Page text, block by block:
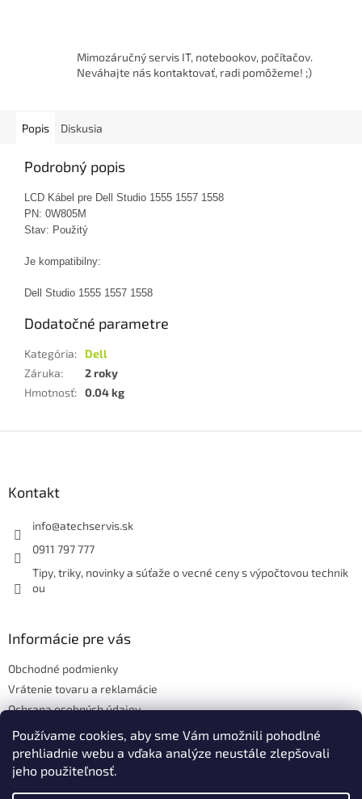
Používame cookies, aby sme Vám umožnili pohodlné
prehliadnie webu a vďaka analýze neustále zlepšovali
jeho použiteľnosť.
Mimozáručný servis IT, notebookov, počítačov.
Neváhajte nás kontaktovať, radi pomôžeme! ;)
Popis Diskusia
Podrobný popis
LCD Kábel pre Dell Studio 1555 1557 1558
PN: 0W805M
Stav: Použitý
Je kompatibilny:
Dell Studio 1555 1557 1558
Dodatočné parametre
Kategória:
Dell
Záruka:
2 roky
Hmotnosť: 0.04 kg
Kontakt
info@atechservis.sk
0911 797 777
Tipy, triky, novinky a súťaže o vecné ceny s výpočtovou technik
ou
Informácie pre vás
Obchodné podmienky
Vrátenie tovaru a reklamácie
Ochrana osobných údajov
Hodnotenie obchodu